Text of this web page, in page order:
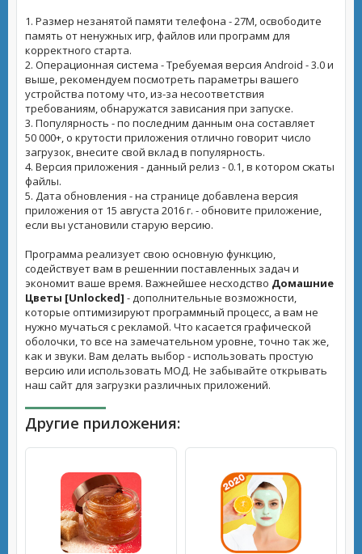
1. Размер незанятой памяти телефона - 27M, освободите
память от ненужных игр, файлов или программ для
корректного старта.
2. Операционная система - Требуемая версия Android - 3.0 и
выше, рекомендуем посмотреть параметры вашего
устройства потому что, из-за несоответствия
требованиям, обнаружатся зависания при запуске.
3. Популярность - по последним данным она составляет
50 000+, о крутости приложения отлично говорит число
загрузок, внесите свой вклад в популярность.
4. Версия приложения - данный релиз - 0.1, в котором сжаты
файлы.
5. Дата обновления - на странице добавлена версия
приложения от 15 августа 2016 г. - обновите приложение,
если вы установили старую версию.
Программа реализует свою основную функцию,
содействует вам в решеннии поставленных задач и
экономит ваше время. Важнейшее несходство Домашние
Цветы [Unlocked] - дополнительные возможности,
которые оптимизируют программный процесс, а вам не
нужно мучаться с рекламой. Что касается графической
оболочки, то все на замечательном уровне, точно так же,
как и звуки. Вам делать выбор - использовать простую
версию или использовать МОД. Не забывайте открывать
наш сайт для загрузки различных приложений.
Другие приложения: